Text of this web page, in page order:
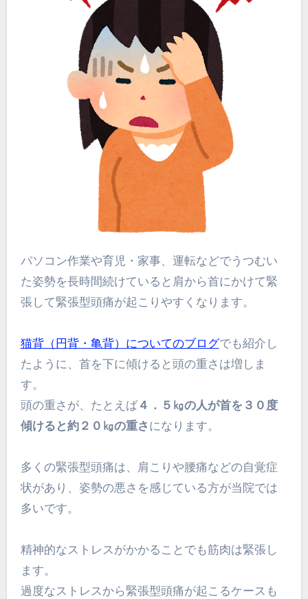
パソコン作業や育児・家事、運転などでうつむい
た姿勢を長時間続けていると肩から首にかけて緊
張して緊張型頭痛が起こりやすくなります。
猫背（円背・亀背）についてのブログでも紹介し
たように、首を下に傾けると頭の重さは増しま
す。
頭の重さが、たとえば４．５㎏の人が首を３０度
傾けると約２０㎏の重さ になります。
多くの緊張型頭痛は、肩こりや腰痛などの自覚症
状があり、姿勢の悪さを感じている方が当院では
多いです。
精神的なストレスがかかることでも筋肉は緊張し
ます。
過度なストレスから緊張型頭痛が起こるケースも